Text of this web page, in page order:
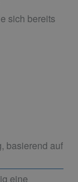
sich bereits
basierend auf
eine